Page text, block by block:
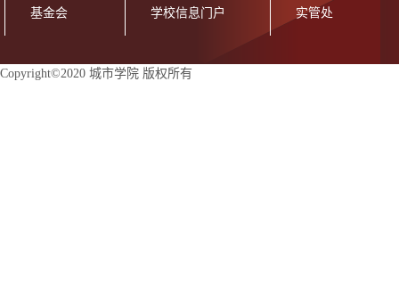
基金会 学校信息门户 实管处
Copyright©2020 城市学院 版权所有